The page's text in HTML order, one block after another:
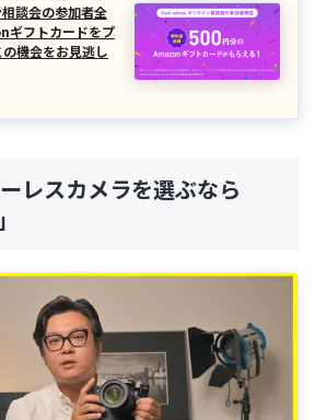
談会の参加者全
ギフトカードをプ
機会をお見逃し
レスカメラを選ぶなら